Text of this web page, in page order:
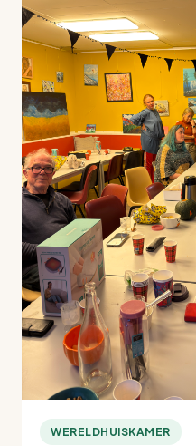
WERELDHUISKAMER